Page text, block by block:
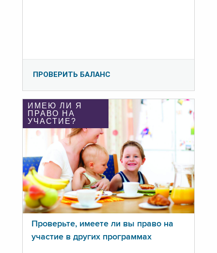
ПРОВЕРИТЬ БАЛАНС
ИМЕЮ ЛИ Я
ПРАВО НА
УЧАСТИЕ?
Проверьте, имеете ли вы право на
участие в других программах